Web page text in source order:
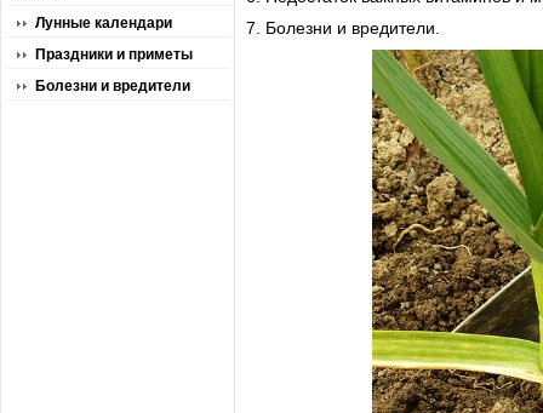
Лунные календари
Праздники и приметы
Болезни и вредители
7. Болезни и вредители.